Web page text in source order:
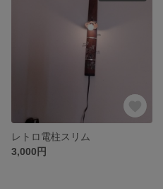
レトロ電柱スリム
3,000円